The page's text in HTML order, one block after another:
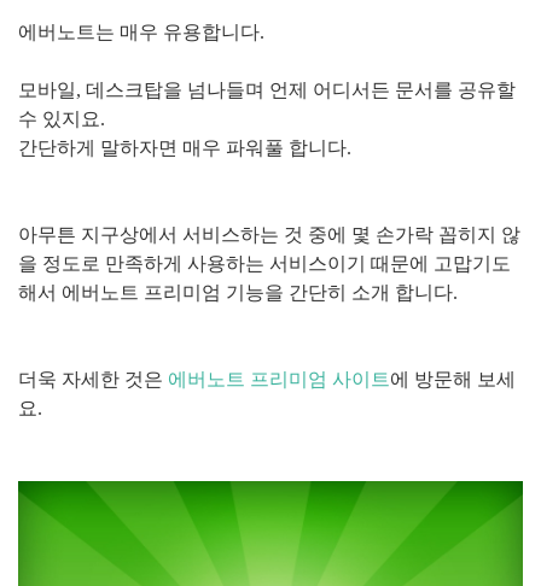
에버노트는 매우 유용합니다.
모바일, 데스크탑을 넘나들며 언제 어디서든 문서를 공유할
수 있지요.
간단하게 말하자면 매우 파워풀 합니다.
아무튼 지구상에서 서비스하는 것 중에 몇 손가락 꼽히지 않
을 정도로 만족하게 사용하는 서비스이기 때문에 고맙기도
해서 에버노트 프리미엄 기능을 간단히 소개 합니다.
더욱 자세한 것은 에버노트 프리미엄 사이트에 방문해 보세
요.